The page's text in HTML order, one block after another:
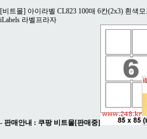
[비트몰] 아이라벨 CL823 100매 6칸(2x3) 흰색
iLabels 라벨프라자
- 판매안내 : 쿠팡 비트몰[판매중]